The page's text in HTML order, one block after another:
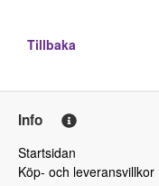
Tillbaka
Info
Startsidan
Köp- och leveransvillkor